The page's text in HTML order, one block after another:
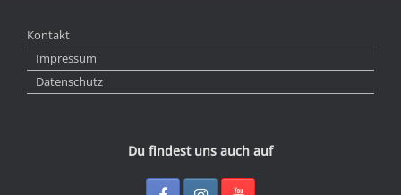
Kontakt
Impressum
Datenschutz
Du findest uns auch auf